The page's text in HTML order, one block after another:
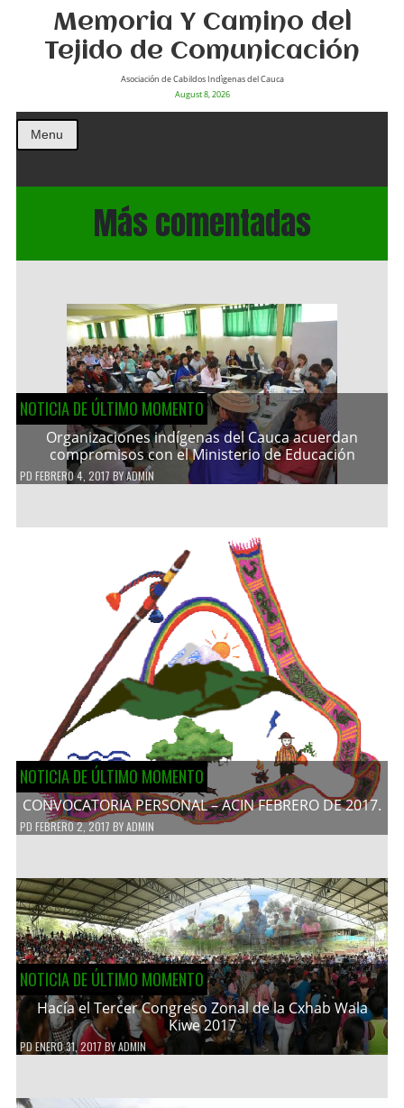
Memoria Y Camino del
Tejido de Comunicación
Asociación de Cabildos Indìgenas del Cauca
August 8, 2026
Menu
Más comentadas
NOTICIA DE ÚLTIMO MOMENTO
Organizaciones indígenas del Cauca acuerdan
compromisos con el Ministerio de Educación
PD FEBRERO 4, 2017 BYADMIN
NOTICIA DE ÚLTIMO MOMENTO
CONVOCATORIA PERSONAL – ACIN FEBRERO DE 2017.
PD FEBRERO 2, 2017 BYADMIN
NOTICIA DE ÚLTIMO MOMENTO
Hacía el Tercer Congreso Zonal de la Cxhab Wala
Kiwe 2017
PDENERO 31, 2017 BYADMIN